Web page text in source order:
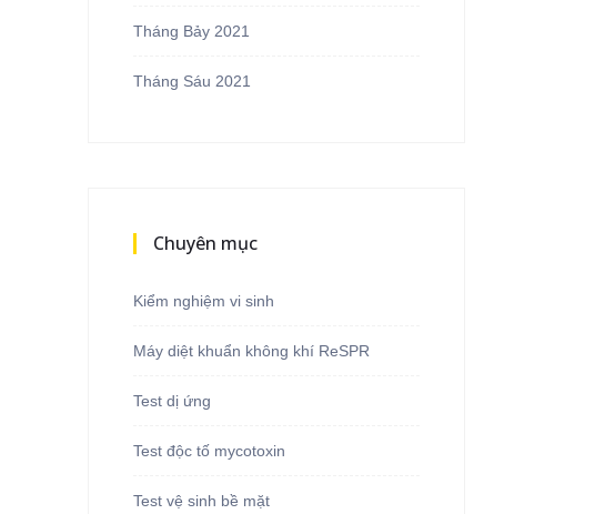
Tháng Bảy 2021
Tháng Sáu 2021
Chuyên mục
Kiểm nghiệm vi sinh
Máy diệt khuẩn không khí ReSPR
Test dị ứng
Test độc tố mycotoxin
Test vệ sinh bề mặt